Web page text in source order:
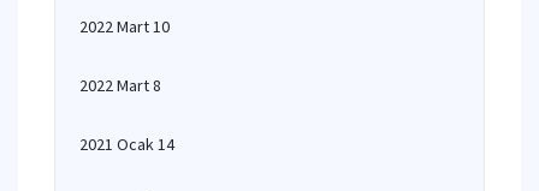
2022 Mart 10
2022 Mart 8
2021 Ocak 14